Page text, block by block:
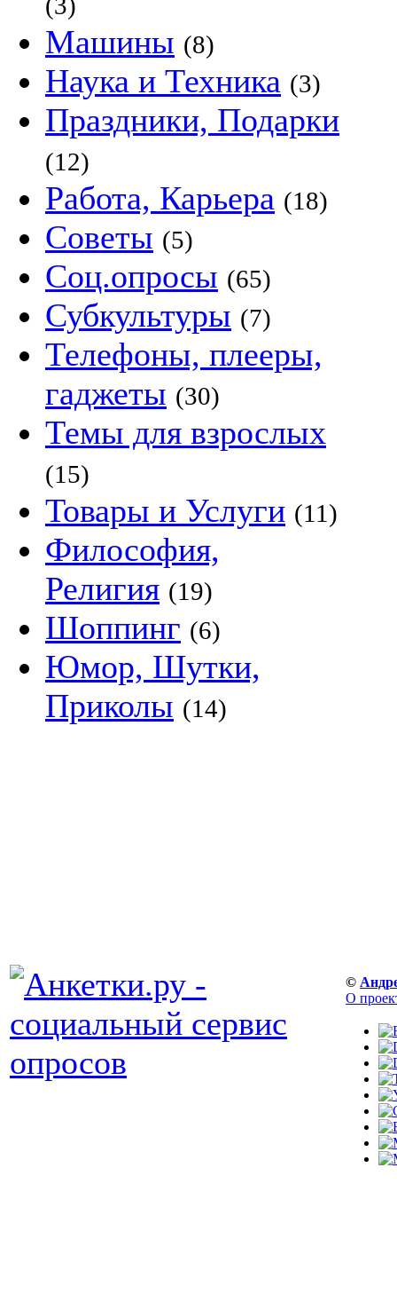
Машины (8)
Наука и Техника (3)
Праздники, Подарки
(12)
Работа, Карьера (18)
Советы (5)
Соц.опросы (65)
Субкультуры (7)
Телефоны, плееры,
гаджеты (30)
Темы для взрослых
(15)
Товары и Услуги (11)
Философия,
Религия (19)
Шоппинг (6)
Юмор, Шутки,
Приколы (14)
©
О